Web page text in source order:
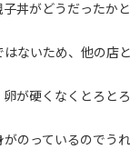
丼がどうだったか
ないため、他の店
が硬くなくとろと
のっているのでう